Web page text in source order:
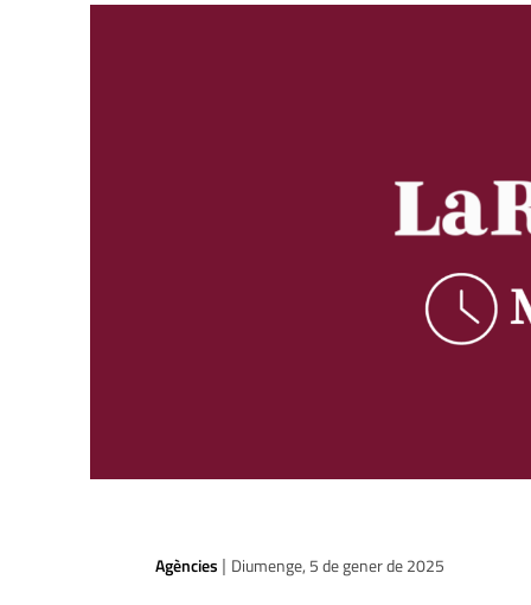
Agències | Diumenge, 5 de gener de 2025